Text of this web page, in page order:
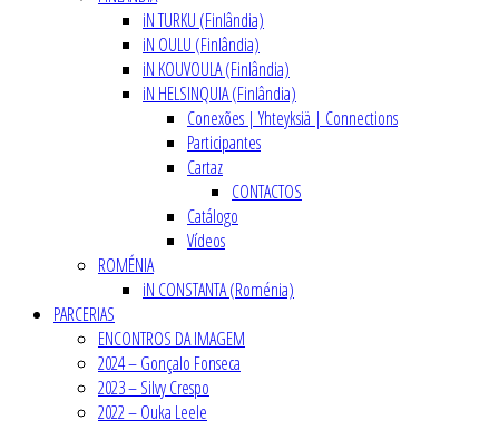
iN TURKU (Finlândia)
iN OULU (Finlândia)
iN KOUVOULA (Finlândia)
iN HELSINQUIA (Finlândia)
Conexões | Yhteyksiä | Connections
Participantes
Cartaz
CONTACTOS
Catálogo
Vídeos
ROMÉNIA
iN CONSTANTA (Roménia)
PARCERIAS
ENCONTROS DA IMAGEM
2024 – Gonçalo Fonseca
2023 – Silvy Crespo
2022 – Ouka Leele